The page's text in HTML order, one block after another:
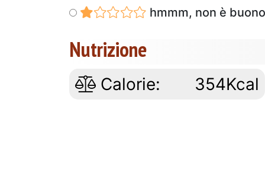
hmmm, non è buono
Nutrizione
Calorie: 354Kcal